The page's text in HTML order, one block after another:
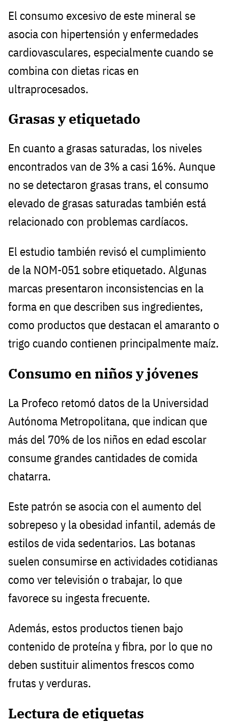
El consumo excesivo de este mineral se
asocia con hipertensión y enfermedades
cardiovasculares, especialmente cuando se
combina con dietas ricas en
ultraprocesados.
Grasas y etiquetado
En cuanto a grasas saturadas, los niveles
encontrados van de 3% a casi 16%. Aunque
no se detectaron grasas trans, el consumo
elevado de grasas saturadas también está
relacionado con problemas cardíacos.
El estudio también revisó el cumplimiento
de la NOM-051 sobre etiquetado. Algunas
marcas presentaron inconsistencias en la
forma en que describen sus ingredientes,
como productos que destacan el amaranto o
trigo cuando contienen principalmente maíz.
Consumo en niños y jóvenes
La Profeco retomó datos de la Universidad
Autónoma Metropolitana, que indican que
más del 70% de los niños en edad escolar
consume grandes cantidades de comida
chatarra.
Este patrón se asocia con el aumento del
sobrepeso y la obesidad infantil, además de
estilos de vida sedentarios. Las botanas
suelen consumirse en actividades cotidianas
como ver televisión o trabajar, lo que
favorece su ingesta frecuente.
Además, estos productos tienen bajo
contenido de proteína y fibra, por lo que no
deben sustituir alimentos frescos como
frutas y verduras.
Lectura de etiquetas